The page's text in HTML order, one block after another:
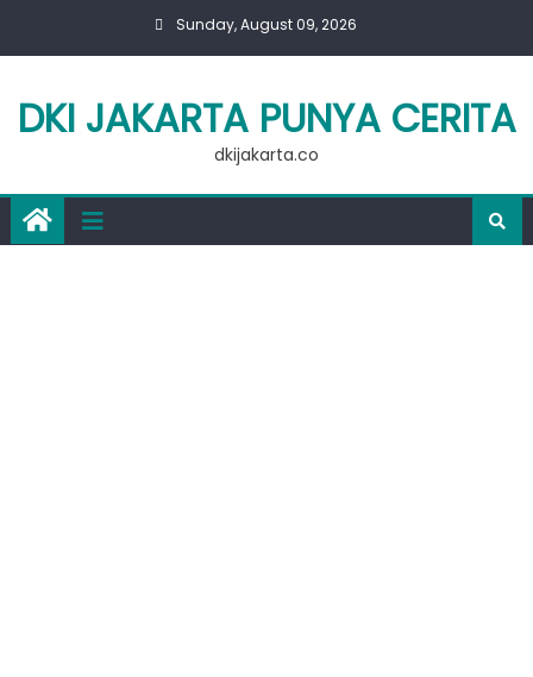
Sunday, August 09, 2026
DKI JAKARTA PUNYA CERITA
dkijakarta.co